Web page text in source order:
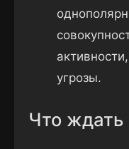
угрозы.
Что